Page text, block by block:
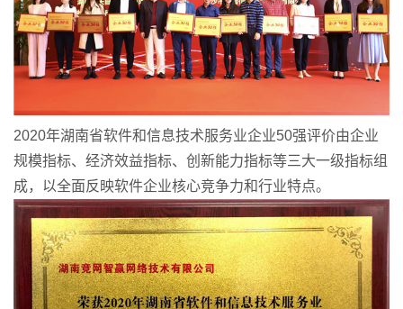
2020年湖南省软件和信息技术服务业企业50强评价由企业
规模指标、经济效益指标、创新能力指标等三大一级指标组
成，以全面反映软件企业核心竞争力和行业特点。